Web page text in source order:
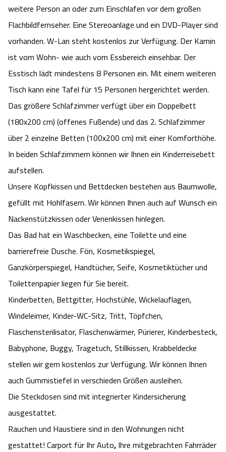
weitere Person an oder zum Einschlafen vor dem großen
Flachbildfernseher. Eine Stereoanlage und ein DVD-Player sind
vorhanden. W-Lan steht kostenlos zur Verfügung. Der Kamin
ist vom Wohn- wie auch vom Essbereich einsehbar. Der
Esstisch lädt mindestens 8 Personen ein. Mit einem weiteren
Tisch kann eine Tafel für 15 Personen hergerichtet werden.
Das größere Schlafzimmer verfügt über ein Doppelbett
(180x200 cm) (offenes Fußende) und das 2. Schlafzimmer
über 2 einzelne Betten (100x200 cm) mit einer Komforthöhe.
In beiden Schlafzimmern können wir Ihnen ein Kinderreisebett
aufstellen.
Unsere Kopfkissen und Bettdecken bestehen aus Baumwolle,
gefüllt mit Hohlfasern. Wir können Ihnen auch auf Wunsch ein
Nackenstützkissen oder Venenkissen hinlegen.
Das Bad hat ein Waschbecken, eine Toilette und eine
barrierefreie Dusche. Fön, Kosmetikspiegel,
Ganzkörperspiegel, Handtücher, Seife, Kosmetiktücher und
Toilettenpapier liegen für Sie bereit.
Kinderbetten, Bettgitter, Hochstühle, Wickelauflagen,
Windeleimer, Kinder-WC-Sitz, Tritt, Töpfchen,
Flaschensterilisator, Flaschenwärmer, Pürierer, Kinderbesteck,
Babyphone, Buggy, Tragetuch, Stillkissen, Krabbeldecke
stellen wir gern kostenlos zur Verfügung. Wir können Ihnen
auch Gummistiefel in verschieden Größen ausleihen.
Die Steckdosen sind mit integrierter Kindersicherung
ausgestattet.
Rauchen und Haustiere sind in den Wohnungen nicht
gestattet! Carport für Ihr Auto, Ihre mitgebrachten Fahrräder